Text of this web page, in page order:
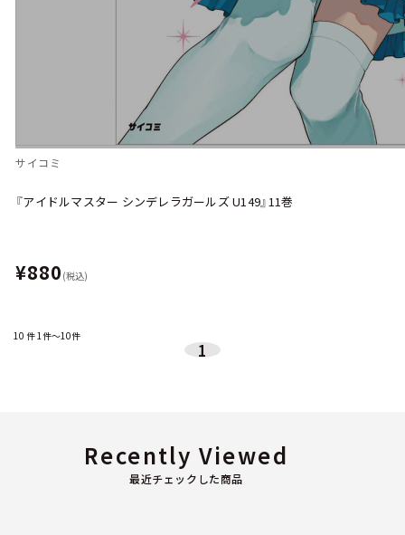
サイコミ
『アイドルマスター シンデレラガールズ U149』11巻
¥880 (税込)
10 件1件～10件
1
最近チェックした商品
Recently Viewed